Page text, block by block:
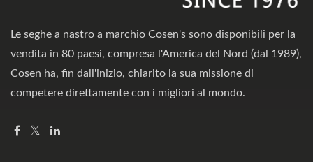
Le seghe a nastro a marchio Cosen's sono disponibili per la
vendita in 80 paesi, compresa l'America del Nord (dal 1989),
Cosen ha, fin dall'inizio, chiarito la sua missione di
competere direttamente con i migliori al mondo.